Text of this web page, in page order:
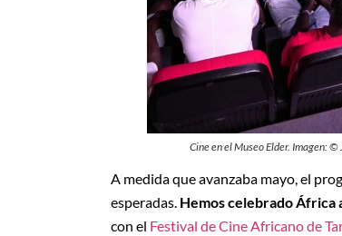
Cine en el Museo Elder. Imagen: ©
A medida que avanzaba mayo, el
esperadas. Hemos celebrado África
con el Festival de Cine Africano de